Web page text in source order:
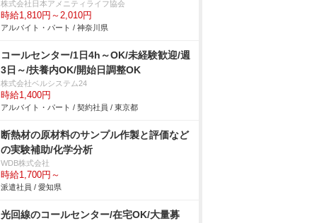
株式会社日本アメニティライフ協会
時給1,810円～2,010円
アルバイト・パート / 神奈川県
コールセンター/1日4h～OK/未経験歓迎/週
3日～/扶養内OK/開始日調整OK
株式会社ベルシステム24
時給1,400円
アルバイト・パート / 契約社員 / 東京都
断熱材の原材料のサンプル作製と評価など
の実験補助/化学分析
WDB株式会社
時給1,700円～
派遣社員 / 愛知県
光回線のコールセンター/在宅OK/大量募